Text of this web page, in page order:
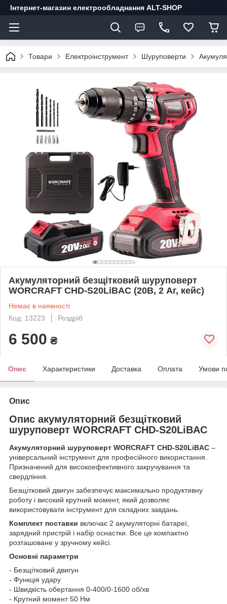
Інтернет-магазин електрообладнання ALT-SHOP
Товари Електроінструмент Шуруповерти
Акумуляторний безщітковий шуруповерт
WORCRAFT CHD-S20LiBAC (20В, 2 Аг, кейс)
Немає в наявності
Код: 13223
Роздріб
6 500 ₴
Опис Характеристики Доставка Оплата Умови
Опис
Опис акумуляторний безщітковий
шуруповерт WORCRAFT CHD-S20LiBAC
Акумуляторний шуруповерт WORCRAFT CHD-S20LiBAC –
універсальний інструмент для професійного використання.
Призначений для високоефективного закручування та
свердління.
Безщітковий двигун забезпечує максимально продуктивну
роботу і високий крутний момент, який дозволяє
використовувати інструмент для складних завдань.
Комплект поставки включає 2 акумуляторні батареї,
зарядний пристрій і набір оснастки. Все це компактно
розташоване у зручному кейсі.
Основні параметри
- Безщітковий двигун
- Функція удару
- Швидкість обертання 0-400/0-1600 об/хв
- Крутний момент 50 Нм